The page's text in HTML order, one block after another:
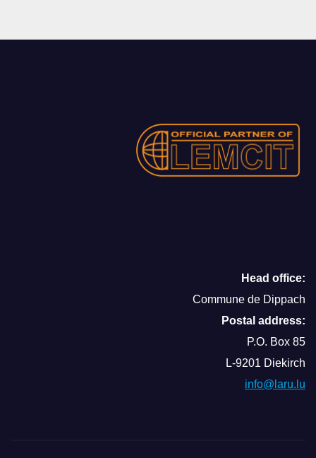
Head office:
Commune de Dippach
Postal address:
P.O. Box 85
L-9201 Diekirch
info@laru.lu